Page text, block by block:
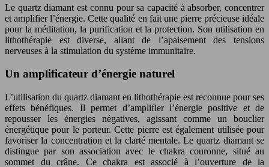
Le quartz diamant est connu pour sa capacité à absorber, concentrer
et amplifier l’énergie. Cette qualité en fait une pierre précieuse idéale
pour la méditation, la purification et la protection. Son utilisation en
lithothérapie est diverse, allant de l’apaisement des tensions
nerveuses à la stimulation du système immunitaire.
Un amplificateur d’énergie naturel
L’utilisation du quartz diamant en lithothérapie est reconnue pour ses
effets bénéfiques. Il permet d’amplifier l’énergie positive et de
repousser les énergies négatives, agissant comme un bouclier
énergétique pour le porteur. Cette pierre est également utilisée pour
favoriser la concentration et la clarté mentale. Le quartz diamant se
distingue par son association avec le chakra couronne, situé au
sommet du crâne. Ce chakra est associé à l’ouverture de la